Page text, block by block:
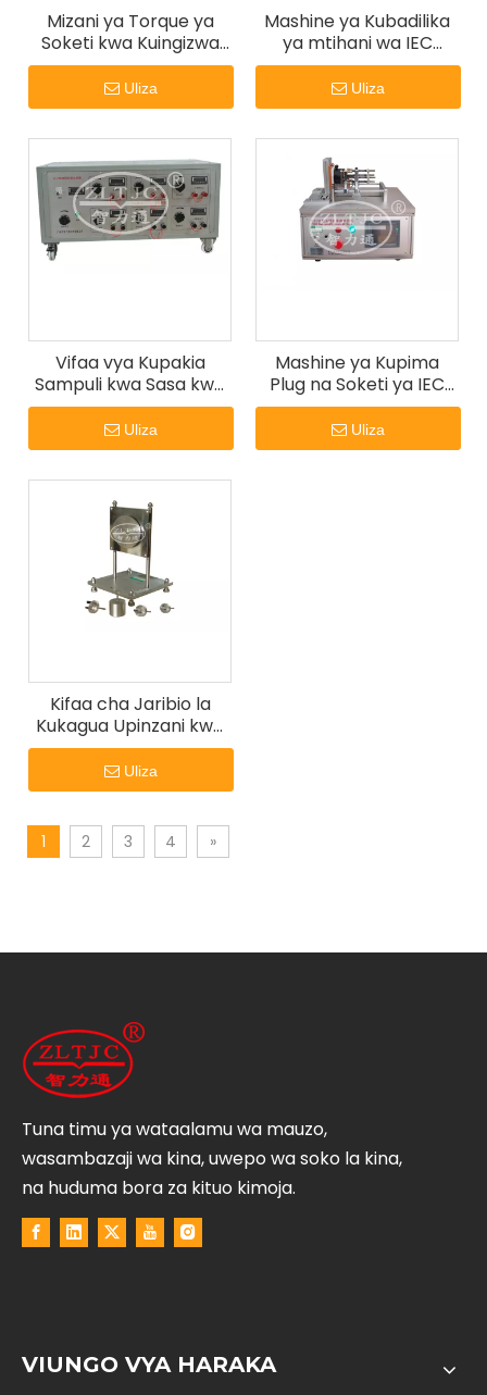
Mizani ya Torque ya
Soketi kwa Kuingizwa
kwenye Mashine ya
Kujaribu ya Soketi-
msingi
Uliza
Mashine ya Kubadilika
ya mtihani wa IEC
60884 Flexing Test
Equipment
Uliza
Vifaa vya Kupakia
Sampuli kwa Sasa kwa
IEC 60884 Kifungu cha
23,4 Kifaa cha Kujaribu
Uliza
Mashine ya Kupima
Plug na Soketi ya IEC
60884
Uliza
Kifaa cha Jaribio la
Kukagua Upinzani kwa
Mkazo wa IEC 60884
Uliza
1 2 3 4 »
Tuna timu ya wataalamu wa mauzo,
wasambazaji wa kina, uwepo wa soko la kina,
na huduma bora za kituo kimoja.
VIUNGO VYA HARAKA